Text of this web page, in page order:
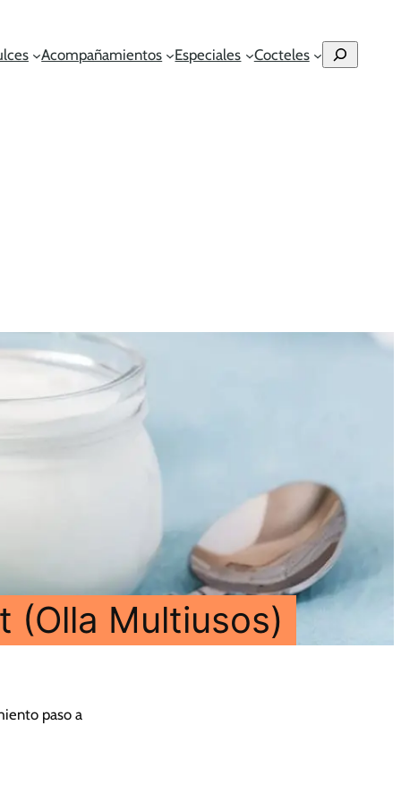
Acompañamientos Especiales Cocteles Buscar
(Olla Multiusos)
paso a